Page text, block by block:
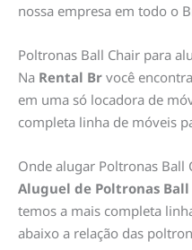
nossa empresa em todo o
Poltronas Ball Chair para
Na Rental Br você
em uma só locadora de
completa linha de móveis
Onde alugar Poltronas Ball
Aluguel de Poltronas Ball
temos a mais completa
abaixo a relação das